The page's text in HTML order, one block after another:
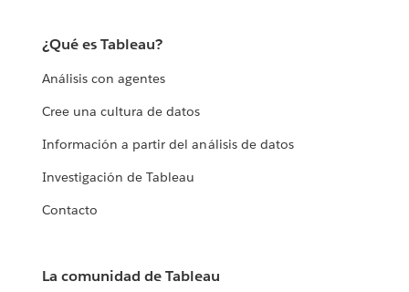
¿Qué es Tableau?
Análisis con agentes
Cree una cultura de datos
Información a partir del análisis de datos
Investigación de Tableau
Contacto
La comunidad de Tableau